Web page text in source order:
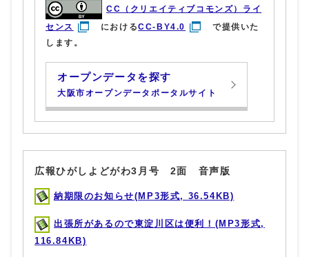
CC（クリエイティブコモンズ）ライ
センス
におけるCC-BY4.0
で提供いた
します。
オープンデータを探す
大阪市オープンデータポータルサイト
広報ひがしよどがわ3月号 2面 音声版
納期限のお知らせ(MP3形式, 36.54KB)
出張所があるので東淀川区は便利！(MP3形式,
116.84KB)